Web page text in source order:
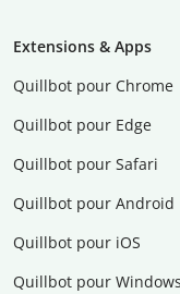
Extensions & Apps
Quillbot pour Chrome
Quillbot pour Edge
Quillbot pour Safari
Quillbot pour Android
Quillbot pour iOS
Quillbot pour Windows